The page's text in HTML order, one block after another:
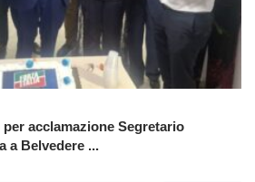
acclamazione Segretario
a Belvedere ...